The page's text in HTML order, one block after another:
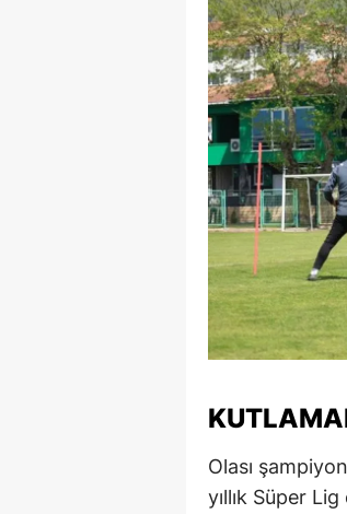
Olası
yıllık Süper